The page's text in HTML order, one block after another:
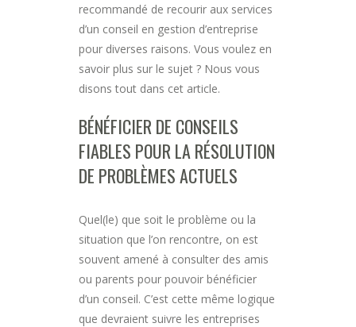
recommandé de recourir aux services
d’un conseil en gestion d’entreprise
pour diverses raisons. Vous voulez en
savoir plus sur le sujet ? Nous vous
disons tout dans cet article.
BÉNÉFICIER DE CONSEILS
FIABLES POUR LA RÉSOLUTION
DE PROBLÈMES ACTUELS
Quel(le) que soit le problème ou la
situation que l’on rencontre, on est
souvent amené à consulter des amis
ou parents pour pouvoir bénéficier
d’un conseil. C’est cette même logique
que devraient suivre les entreprises